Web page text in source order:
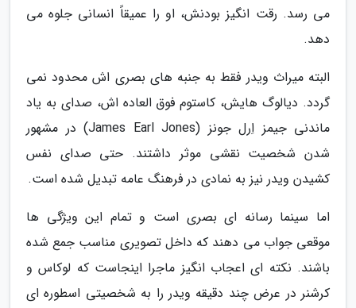
می رسد. رقت انگیز بودنش، او را عمیقاً انسانی جلوه می
دهد.
البته میراث ویدر فقط به جنبه های بصری اش محدود نمی
گردد. دیالوگ هایش، کاستوم فوق العاده اش، صدای به یاد
ماندنی جیمز اِرل جونز (James Earl Jones) در مشهور
شدن شخصیت نقشی موثر داشتند. حتی صدای نفس
کشیدن ویدر نیز به نمادی در فرهنگ عامه تبدیل شده است.
اما سینما رسانه ای بصری است و تمام این ویژگی ها
موقعی جواب می دهند که داخل تصویری مناسب جمع شده
باشند. نکته ای اعجاب انگیز ماجرا اینجاست که لوکاس و
کرشنر در عرض چند دقیقه ویدر را به شخصیتی اسطوره ای